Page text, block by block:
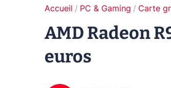
Accueil PC & Gaming Carte
AMD Radeon
euros